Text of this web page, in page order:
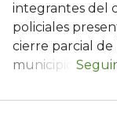
integrantes del
policiales
cierre parcial de
municipio.